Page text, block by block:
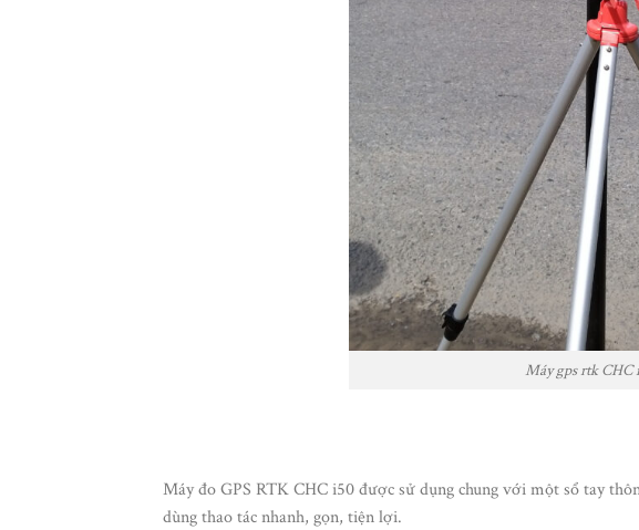
Máy gps rtk CHC
Máy đo GPS RTK CHC i50 được sử dụng chung với một sổ tay
dùng thao tác nhanh, gọn, tiện lợi.